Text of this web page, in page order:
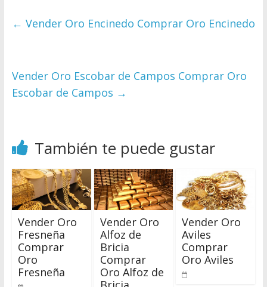
← Vender Oro Encinedo Comprar Oro Encinedo
Vender Oro Escobar de Campos Comprar Oro
Escobar de Campos →
También te puede gustar
Vender Oro
Fresneña
Comprar
Oro
Fresneña
Vender Oro
Alfoz de
Bricia
Comprar
Oro Alfoz de
Vender Oro
Aviles
Comprar
Oro Aviles